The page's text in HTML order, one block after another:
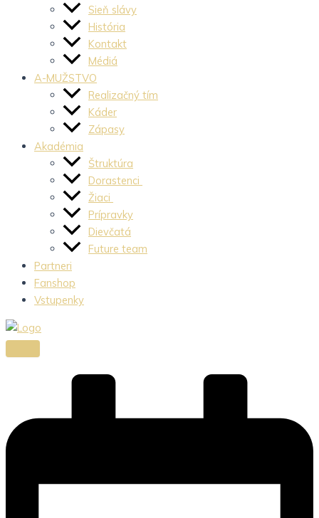
Sieň slávy
História
Kontakt
Médiá
A-MUŽSTVO
Realizačný tím
Káder
Zápasy
Akadémia
Štruktúra
Dorastenci
Žiaci
Prípravky
Dievčatá
Future team
Partneri
Fanshop
Vstupenky